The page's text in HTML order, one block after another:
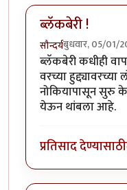
ब्लॅकबेरी !
सौन्दर्यबुधवार, 05/01/
ब्लॅकबेरी कधीही
वरच्या
नोकियापासून सुरु
येऊन थांबला आहे.
प्रतिसाद देण्यासाठी